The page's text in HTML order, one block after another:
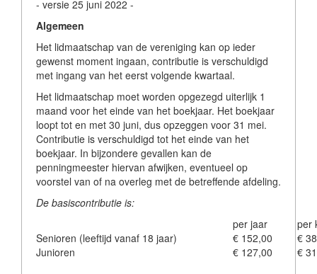
- versie 25 juni 2022 -
Algemeen
Het lidmaatschap van de vereniging kan op ieder
gewenst moment ingaan, contributie is verschuldigd
met ingang van het eerst volgende kwartaal.
Het lidmaatschap moet worden opgezegd uiterlijk 1
maand voor het einde van het boekjaar. Het boekjaar
loopt tot en met 30 juni, dus opzeggen voor 31 mei.
Contributie is verschuldigd tot het einde van het
boekjaar. In bijzondere gevallen kan de
penningmeester hiervan afwijken, eventueel op
voorstel van of na overleg met de betreffende afdeling.
De basiscontributie is:
per jaar
per
Senioren (leeftijd vanaf 18 jaar)
€ 152,00
€
Junioren
€ 127,00
€